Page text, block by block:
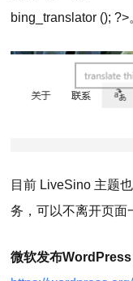
bing_translator (); ?>
目前 LiveSino 主题
务，可以不离开页面
微软发布